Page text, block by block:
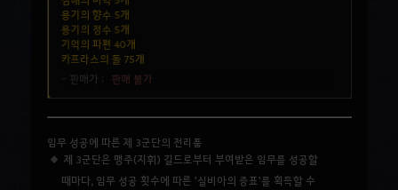
임무 성공에 따른 제 3군단의 전리품
제 3군단은 맹주(지휘) 길드로부터 부여받은 임무를 성공할
때마다, 임무 성공 횟수에 따른 '실비아의 증표'를 획득할 수